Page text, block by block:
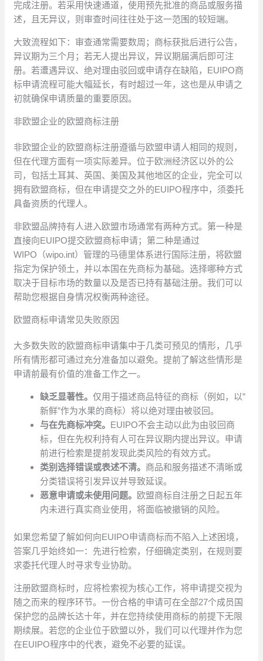
完成注册。若采用快速通道，使用预先批准的商品或服务描
述，且无异议，则审查时间往往处于这一范围的较短端。
大致流程如下：审查通常需要数周；商标获批后进行公告，
异议期为三个月；若无人提出异议，异议期届满后即可注
册。若遭遇异议、绝对理由驳回或申请存在缺陷，EUIPO商
标申请流程可能大幅延长，有时超过一年，这也是从申请之
初就确保申请质量的重要原因。
非欧盟企业的欧盟商标注册
非欧盟企业的欧盟商标注册遵循与欧盟申请人相同的规则，
但在代理方面有一项实际差异。位于欧洲经济区以外的公
司，包括土耳其、英国、美国及其他地区的企业，完全可以
拥有欧盟商标，但在申请提交之外的EUIPO程序中，须委托
具备资质的代理人。
非欧盟品牌持有人进入欧盟市场通常有两种方式。第一种是
直接向EUIPO提交欧盟商标申请；第二种是通过
WIPO（wipo.int）管理的马德里体系进行国际注册，将欧盟
指定为保护领土，并以本国在先商标为基础。选择哪种方式
取决于目标市场的数量以及是否已持有基础注册。我们可以
帮助您根据自身情况权衡两种途径。
欧盟商标申请常见失败原因
大多数失败的欧盟商标申请集中于几类可预见的情形，几乎
所有情形都可通过充分准备加以避免。提前了解这些情形是
申请前最有价值的准备工作之一。
缺乏显著性。仅用于描述商品特征的商标（例如，以”
新鲜”作为水果的商标）将以绝对理由被驳回。
与在先商标冲突。 EUIPO不会主动以此为由驳回商
标，但在先权利持有人可在异议期内提出异议。申请
前进行检索是提前发现此类风险的有效方式。
类别选择错误或表述不清。 商品和服务描述不清晰或
分类错误将引发异议并导致延误。
恶意申请或未使用问题。
欧盟商标自注册之日起五年
内未进行真实商业使用，将面临被撤销的风险。
如果您希望了解如何向EUIPO申请商标而不陷入上述困境，
答案几乎始终如一：先进行检索，仔细确定类别，在规则要
求委托代理人时寻求专业协助。
注册欧盟商标时，应将检索视为核心工作，将申请提交视为
随之而来的程序环节。一份合格的申请可在全部27个成员国
保护您的品牌长达十年，并在您持续使用商标的前提下无限
期续展。若您的企业位于欧盟以外，我们可以代理并作为您
在EUIPO程序中的代表，避免不必要的延误。